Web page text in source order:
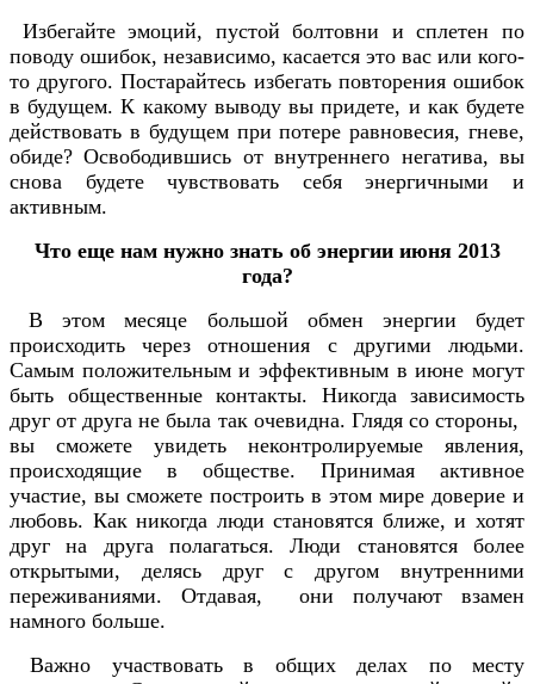
Избегайте эмоций, пустой болтовни и сплетен по
поводу ошибок, независимо, касается это вас или кого-
то другого. Постарайтесь избегать повторения ошибок
в будущем. К какому выводу вы придете, и как будете
действовать в будущем при потере равновесия, гневе,
обиде? Освободившись от внутреннего негатива, вы
снова будете чувствовать себя энергичными и
активным.
Что еще нам нужно знать об энергии июня 2013
года?
В этом месяце большой обмен энергии будет
происходить через отношения с другими людьми.
Самым положительным и эффективным в июне могут
быть общественные контакты. Никогда зависимость
друг от друга не была так очевидна. Глядя со стороны,
вы сможете увидеть неконтролируемые явления,
происходящие в обществе. Принимая активное
участие, вы сможете построить в этом мире доверие и
любовь. Как никогда люди становятся ближе, и хотят
друг на друга полагаться. Люди становятся более
открытыми, делясь друг с другом внутренними
переживаниями. Отдавая, они получают взамен
намного больше.
Важно участвовать в общих делах по месту